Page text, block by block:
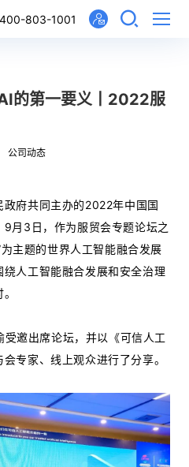
400-803-1001
的第一要义丨2022服
公司动态
政府共同主办的2022年中国国
月3日，作为服贸会专题论坛之
主题的世界人工智能融合发展
人工智能融合发展和安全治理
邀出席论坛，并以《可信人工
专家、线上观众进行了分享。